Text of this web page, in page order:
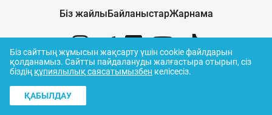
Біз жайлыБайланыстарЖарнама
© ORDA,2026
Біз сайттың жұмысын жақсарту үшін cookie файлдарын
қолданамыз. Сайтты пайдалануды жалғастыра отырып, сіз
біздің құпиялылық саясатымызбен келісесіз.
ҚАБЫЛДАУ